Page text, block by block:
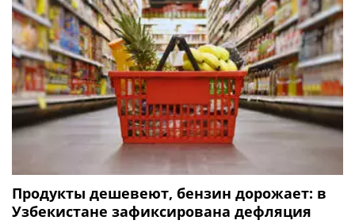
Продукты дешевеют, бензин дорожает: в
Узбекистане зафиксирована дефляция